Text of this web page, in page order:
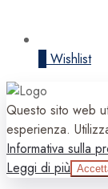
Wishlist
Questo sito web
esperienza.
Informativa sulla
Leggi di più